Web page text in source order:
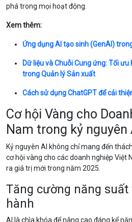
phá trong mọi hoạt động.
Xem thêm:
Ứng dụng AI tạo sinh (GenAI)
Dữ liệu và Chuỗi Cung ứng: Tối
trong Quản lý Sản xuất
Cách sử dụng ChatGPT để cải
Cơ hội Vàng cho
Nam trong kỷ nguyên
Kỷ nguyên AI không chỉ mang đến
cơ hội vàng cho các doanh nghiệp Việt
ra giá trị mới trong năm 2025.
Tăng cường năng suất
hành
AI là chìa khóa để nâng cao đáng kể